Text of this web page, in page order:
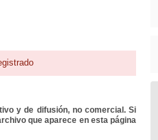
y de difusión, no comercial. Si
que aparece en esta página